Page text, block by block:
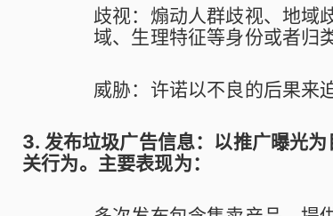
歧视：煽动人群歧视、地域
域、生理特征等身份或者归
威胁：许诺以不良的后果来
3. 发布垃圾广告信息：以推广曝光
关行为。主要表现为：